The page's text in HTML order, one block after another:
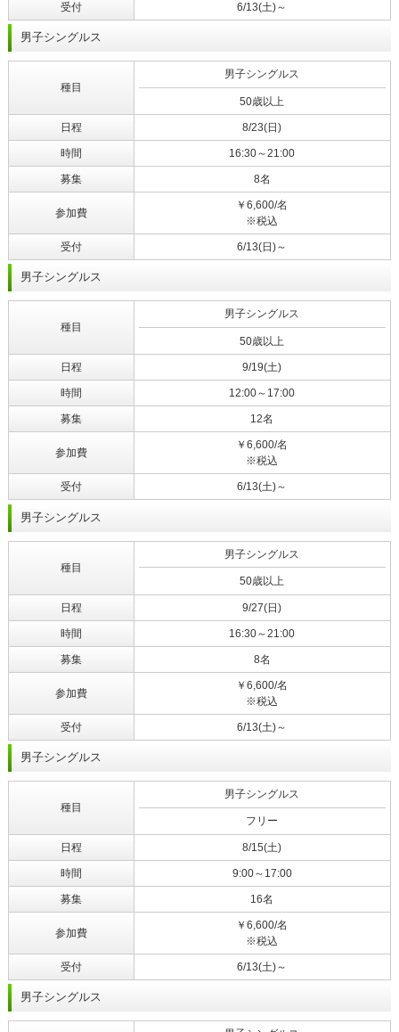
受付 6/13(土)～
男子シングルス
種目
男子シングルス
50歳以上
日程 8/23(日)
時間 16:30～21:00
募集 8名
参加費
￥6,600/名
※税込
受付 6/13(日)～
男子シングルス
種目
男子シングルス
50歳以上
日程 9/19(土)
時間 12:00～17:00
募集 12名
参加費
￥6,600/名
※税込
受付 6/13(土)～
男子シングルス
種目
男子シングルス
50歳以上
日程 9/27(日)
時間 16:30～21:00
募集 8名
参加費
￥6,600/名
※税込
受付 6/13(土)～
男子シングルス
種目
男子シングルス
フリー
日程 8/15(土)
時間 9:00～17:00
募集 16名
参加費
￥6,600/名
※税込
受付 6/13(土)～
男子シングルス